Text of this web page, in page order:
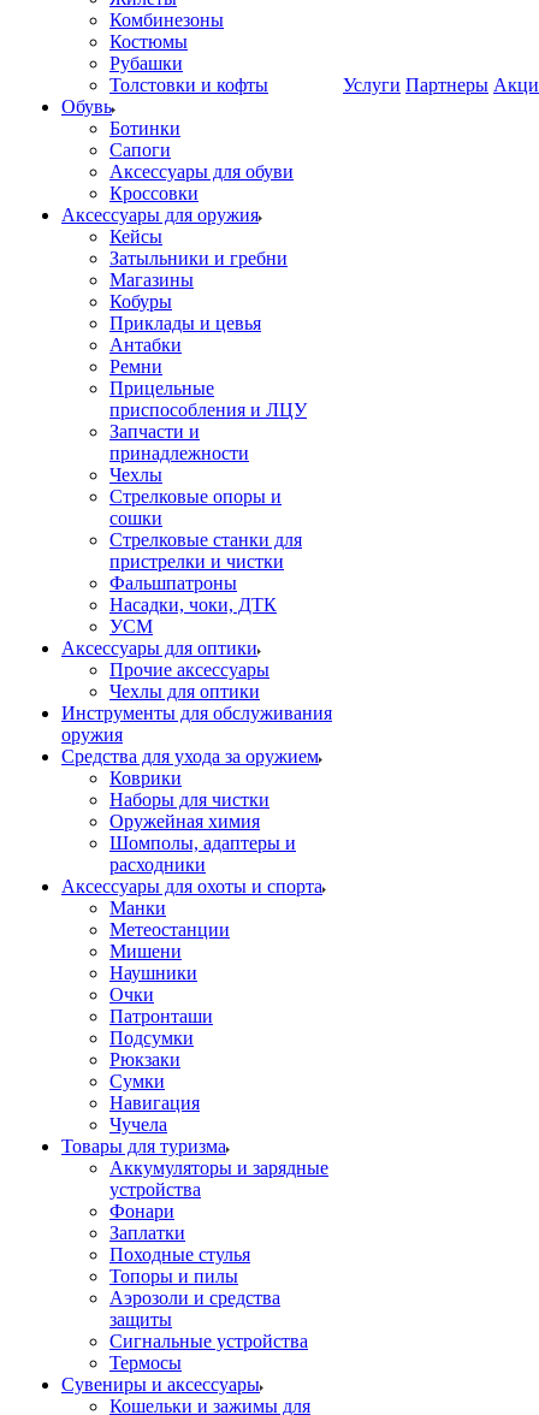
Комбинезоны
Костюмы
Рубашки
Толстовки и кофты
Обувь
Ботинки
Сапоги
Аксессуары для обуви
Кроссовки
Аксессуары для оружия
Кейсы
Затыльники и гребни
Магазины
Кобуры
Приклады и цевья
Антабки
Ремни
Прицельные
приспособления и ЛЦУ
Запчасти и
принадлежности
Чехлы
Стрелковые опоры и
сошки
Стрелковые станки для
пристрелки и чистки
Фальшпатроны
Насадки, чоки, ДТК
УСМ
Аксессуары для оптики
Прочие аксессуары
Чехлы для оптики
Инструменты для обслуживания
оружия
Средства для ухода за оружием
Коврики
Наборы для чистки
Оружейная химия
Шомполы, адаптеры и
расходники
Аксессуары для охоты и спорта
Манки
Метеостанции
Мишени
Наушники
Очки
Патронташи
Подсумки
Рюкзаки
Сумки
Навигация
Чучела
Товары для туризма
Аккумуляторы и зарядные
устройства
Фонари
Заплатки
Походные стулья
Топоры и пилы
Аэрозоли и средства
защиты
Сигнальные устройства
Термосы
Сувениры и аксессуары
Кошельки и зажимы для
Услуги Партнеры